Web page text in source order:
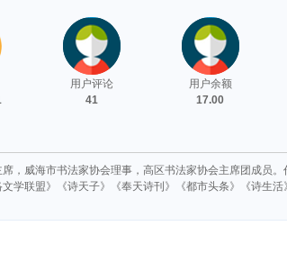
用户评论
41
用户余额
17.00
，威海市书法家协会理事，高区书法家协会主席团成员
学联盟》《诗天子》《奉天诗刊》《都市头条》《诗生